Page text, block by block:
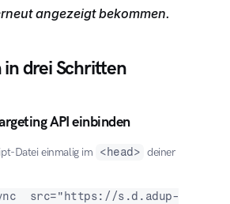
angezeigt bekommen.
in drei Schritten
API einbinden
Datei einmalig im <head> deiner
src="https://s.d.adup-